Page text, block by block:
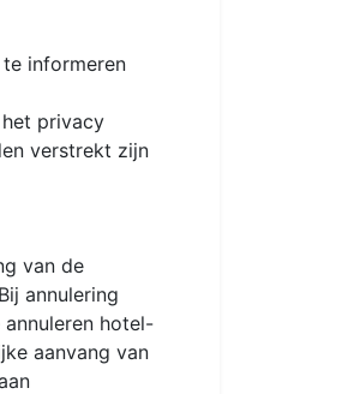
informeren
privacy
verstrekt zijn
van de
annulering
hotel-
aanvang van